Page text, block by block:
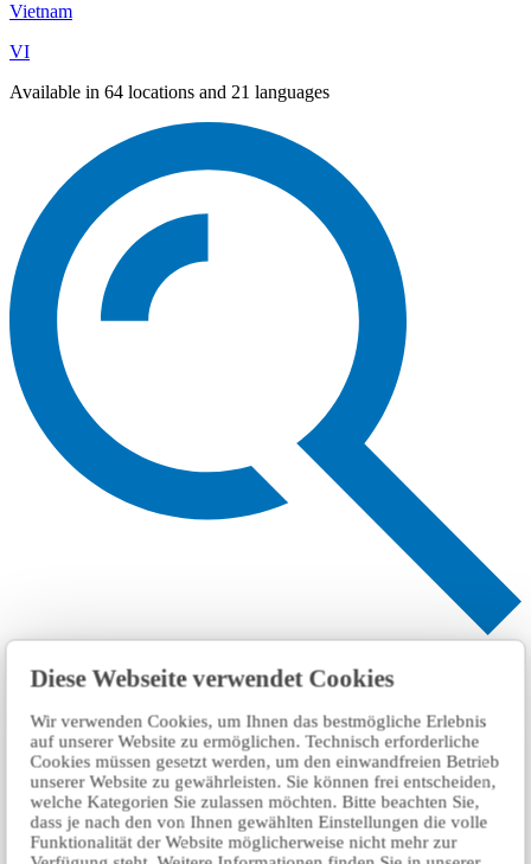
Diese Webseite verwendet Cookies
Wir verwenden Cookies, um Ihnen das bestmögliche Erlebnis
auf unserer Website zu ermöglichen. Technisch erforderliche
Cookies müssen gesetzt werden, um den einwandfreien Betrieb
unserer Website zu gewährleisten. Sie können frei entscheiden,
welche Kategorien Sie zulassen möchten. Bitte beachten Sie,
dass je nach den von Ihnen gewählten Einstellungen die volle
Funktionalität der Website möglicherweise nicht mehr zur
Vietnam
VI
Available in 64 locations and 21 languages